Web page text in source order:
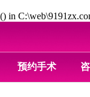
in
预约手术